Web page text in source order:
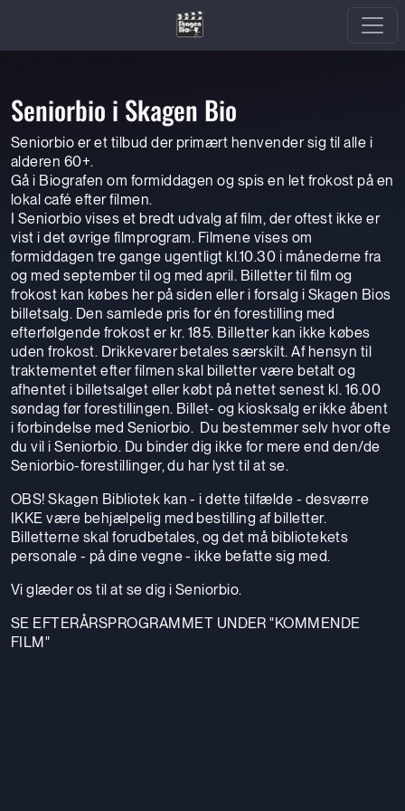
Seniorbio i Skagen Bio
Seniorbio er et tilbud der primært henvender sig til alle i
alderen 60+.
Gå i Biografen om formiddagen og spis en let frokost på en
lokal café efter filmen.
I Seniorbio vises et bredt udvalg af film, der oftest ikke er
vist i det øvrige filmprogram. Filmene vises om
formiddagen tre gange ugentligt kl.10.30 i månederne fra
og med september til og med april. Billetter til film og
frokost kan købes her på siden eller i forsalg i Skagen Bios
billetsalg. Den samlede pris for én forestilling med
efterfølgende frokost er kr. 185. Billetter kan ikke købes
uden frokost. Drikkevarer betales særskilt. Af hensyn til
traktementet efter filmen skal billetter være betalt og
afhentet i billetsalget eller købt på nettet senest kl. 16.00
søndag før forestillingen. Billet- og kiosksalg er ikke åbent
i forbindelse med Seniorbio. Du bestemmer selv hvor ofte
du vil i Seniorbio. Du binder dig ikke for mere end den/de
Seniorbio-forestillinger, du har lyst til at se.
OBS! Skagen Bibliotek kan - i dette tilfælde - desværre
IKKE være behjælpelig med bestilling af billetter.
Billetterne skal forudbetales, og det må bibliotekets
personale - på dine vegne - ikke befatte sig med.
Vi glæder os til at se dig i Seniorbio.
SE EFTERÅRSPROGRAMMET UNDER "KOMMENDE
FILM"